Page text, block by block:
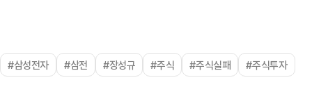
#삼성전자 #삼전 #장성규 #주식 #주식실패 #주식투자